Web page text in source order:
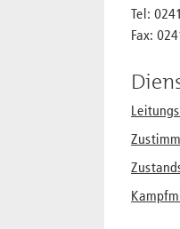
Tel:
Fax: